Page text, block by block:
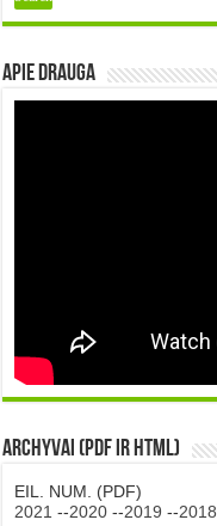
Apie DRAUGA
Archyvai (PDF ir HTML)
EIL. NUM. (PDF)
2021 --2020 --2019 --2018